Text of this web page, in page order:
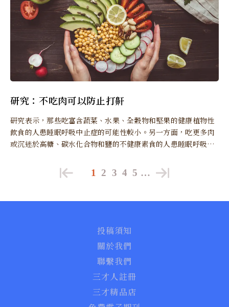
研究：不吃肉可以防止打鼾
研究表示，那些吃富含蔬菜、水果、全穀物和堅果的健康植物性
飲食的人患睡眠呼吸中止症的可能性較小。另一方面，吃更多肉
或沉迷於高糖、碳水化合物和鹽的不健康素食的人患睡眠呼吸中
1 2 3 4 5 …
投稿須知
關於我們
聯繫我們
三才人註冊
三才精品店